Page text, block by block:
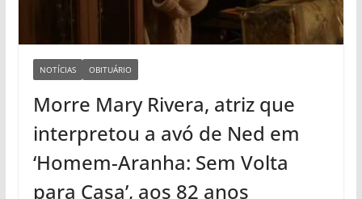
NOTÍCIAS OBITUÁRIO
Morre Mary Rivera, atriz que
interpretou a avó de Ned em
‘Homem-Aranha: Sem Volta
para Casa’, aos 82 anos